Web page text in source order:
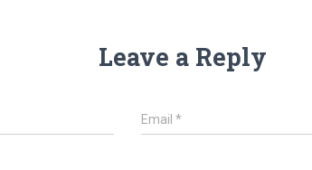
Leave a Reply
Email*